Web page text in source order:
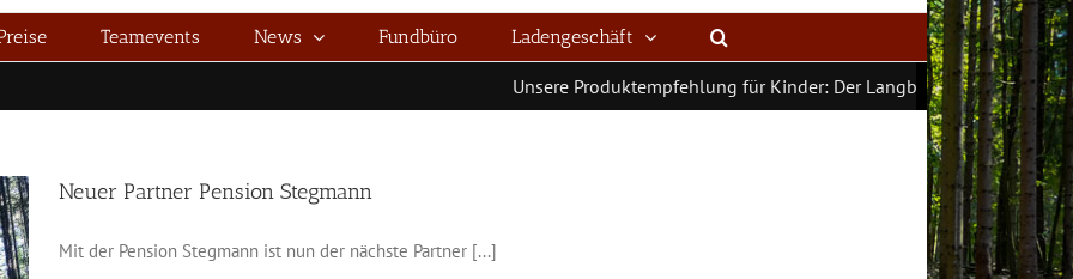
Teamevents News Fundbüro Ladengeschäft
Unsere Produktempfehlung für Kinder: Der Langbogen Fenix 52“ von
Neuer Partner Pension Stegmann
Mit der Pension Stegmann ist nun der nächste Partner [...]